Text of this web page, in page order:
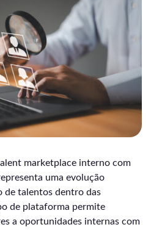
marketplace interno com
uma evolução
de talentos dentro das
de plataforma permite
a oportunidades internas com